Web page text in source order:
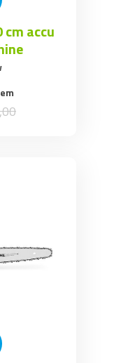
cm accu
,00